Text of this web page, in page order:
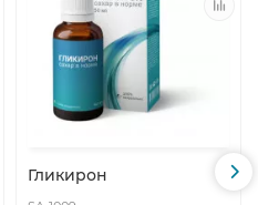
Гликирон